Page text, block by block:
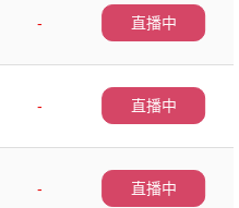
-
直播中
-
直播中
-
直播中